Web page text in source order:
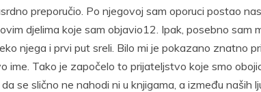
preporučio. Po njegovoj sam oporuci postao
djelima koje sam objavio12. Ipak, posebno sam
njega i prvi put sreli. Bilo mi je pokazano znatno
ime. Tako je započelo to prijateljstvo koje smo
se slično ne nahodi ni u knjigama, a između naših